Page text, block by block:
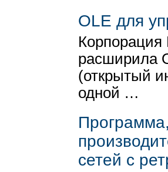
OLE для
расширила
(открытый
одной …
сетей с